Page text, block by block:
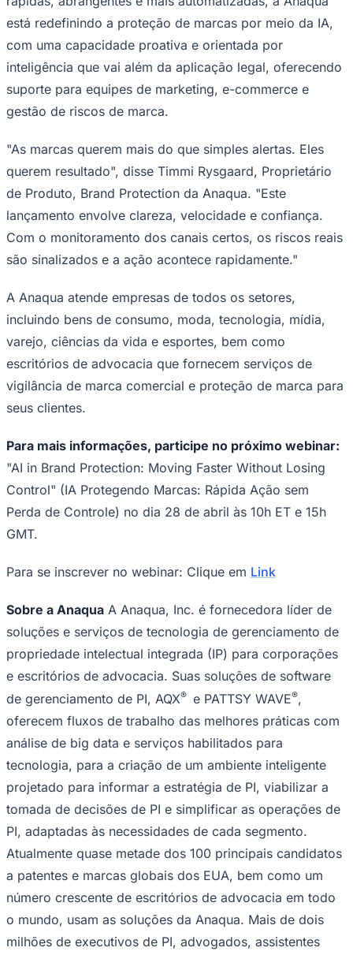
São Paulo
Santos
está redefinindo a proteção de marcas por meio da IA,
com uma capacidade proativa e orientada por
inteligência que vai além da aplicação legal, oferecendo
suporte para equipes de marketing, e-commerce e
gestão de riscos de marca.
"As marcas querem mais do que simples alertas. Eles
querem resultado", disse Timmi Rysgaard, Proprietário
de Produto, Brand Protection da Anaqua. "Este
lançamento envolve clareza, velocidade e confiança.
Com o monitoramento dos canais certos, os riscos reais
são sinalizados e a ação acontece rapidamente."
A Anaqua atende empresas de todos os setores,
incluindo bens de consumo, moda, tecnologia, mídia,
varejo, ciências da vida e esportes, bem como
escritórios de advocacia que fornecem serviços de
vigilância de marca comercial e proteção de marca para
seus clientes.
Para mais informações, participe no próximo webinar:
"AI in Brand Protection: Moving Faster Without Losing
Control" (IA Protegendo Marcas: Rápida Ação sem
Perda de Controle) no dia 28 de abril às 10h ET e 15h
GMT.
Para se inscrever no webinar: Clique em Link
Sobre a Anaqua A Anaqua, Inc. é fornecedora líder de
soluções e serviços de tecnologia de gerenciamento de
propriedade intelectual integrada (IP) para corporações
e escritórios de advocacia. Suas soluções de software
de gerenciamento de PI, AQX® e PATTSY WAVE®,
oferecem fluxos de trabalho das melhores práticas com
análise de big data e serviços habilitados para
tecnologia, para a criação de um ambiente inteligente
projetado para informar a estratégia de PI, viabilizar a
tomada de decisões de PI e simplificar as operações de
PI, adaptadas às necessidades de cada segmento.
Atualmente quase metade dos 100 principais candidatos
a patentes e marcas globais dos EUA, bem como um
número crescente de escritórios de advocacia em todo
o mundo, usam as soluções da Anaqua. Mais de dois
milhões de executivos de PI, advogados, assistentes